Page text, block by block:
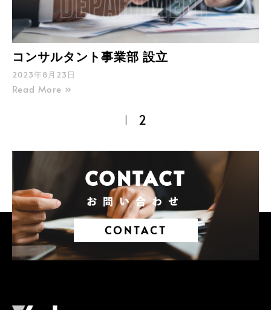
コンサルタント事業部 設立
2023年8月23日
Read More »
1 2
CONTACT
お問い合わせ
CONTACT